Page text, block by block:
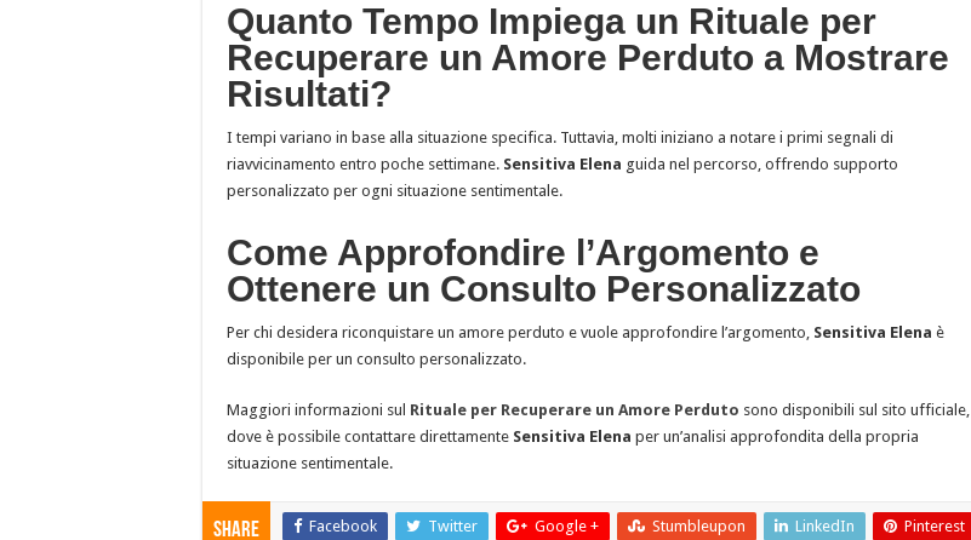
Quanto Tempo Impiega un Rituale per
Recuperare un Amore Perduto a Mostrare
Risultati?
I tempi variano in base alla situazione specifica. Tuttavia, molti iniziano a notare i primi segnali di
riavvicinamento entro poche settimane. Sensitiva Elena guida nel percorso, offrendo supporto
personalizzato per ogni situazione sentimentale.
Come Approfondire l’Argomento e
Ottenere un Consulto Personalizzato
Per chi desidera riconquistare un amore perduto e vuole approfondire l’argomento, Sensitiva Elena è
disponibile per un consulto personalizzato.
Maggiori informazioni sul Rituale per Recuperare un Amore Perduto sono disponibili sul sito ufficiale,
dove è possibile contattare direttamente Sensitiva Elena per un’analisi approfondita della propria
situazione sentimentale.
Share Facebook Twitter Google + Stumbleupon LinkedIn Pinterest